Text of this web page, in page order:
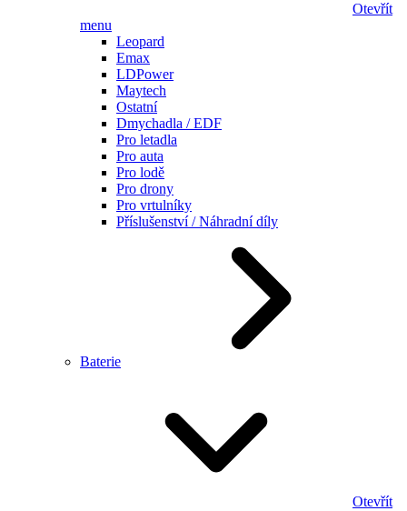
Otevřít
menu
Leopard
Emax
LDPower
Maytech
Ostatní
Dmychadla / EDF
Pro letadla
Pro auta
Pro lodě
Pro drony
Pro vrtulníky
Příslušenství / Náhradní díly
Baterie
Otevřít